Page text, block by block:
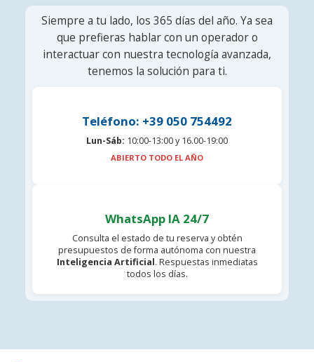
Siempre a tu lado, los 365 días del año. Ya sea
que prefieras hablar con un operador o
interactuar con nuestra tecnología avanzada,
tenemos la solución para ti.
Teléfono: +39 050 754492
Lun-Sáb: 10:00-13:00 y 16.00-19:00
ABIERTO TODO EL AÑO
WhatsApp IA 24/7
Consulta el estado de tu reserva y obtén
presupuestos de forma autónoma con nuestra
Inteligencia Artificial. Respuestas inmediatas
todos los días.